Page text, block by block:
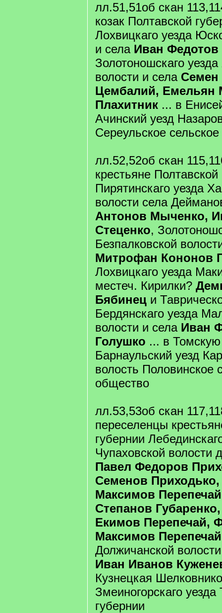
лл.51,51об скан
козак Полтавской
Лохвицкаго уезда
и села Иван
Золотоношскаго
волости и села Семен
Цембалий, Емельян
Плахитник ... в
Ачинский уезд
Сереульское
лл.52,52об скан
крестьяне Полтавской
Пирятинскаго уезда
волости села
Антонов Мыченко,
Стеценко,
Безпалковской
Митрофан Кононов
Лохвицкаго уезда
местеч. Кирилки?
Бябинец и
Бердянскаго уезда
волости и села Иван
Голушко ... в
Барнаульский уезд
волость Половинское
общество
лл.53,53об скан
переселенцы
губернии
Чупаховской волости
Павел Федоров
Семенов
Максимов
Степанов
Екимов Перепечай,
Максимов Перепечай
Должичанской
Иван Иванов
Кузнецкая
Змеиногорскаго уезда
губернии